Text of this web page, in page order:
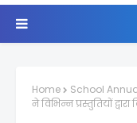
Home School
ने विभिन्न प्रस्तुतियों